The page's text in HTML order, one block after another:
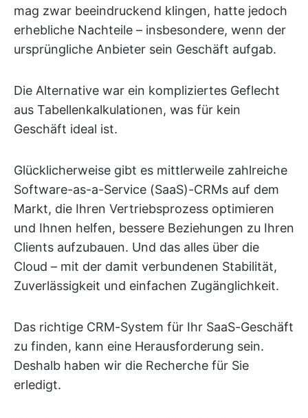
mag zwar beeindruckend klingen, hatte jedoch
erhebliche Nachteile – insbesondere, wenn der
ursprüngliche Anbieter sein Geschäft aufgab.
Die Alternative war ein kompliziertes Geflecht
aus Tabellenkalkulationen, was für kein
Geschäft ideal ist.
Glücklicherweise gibt es mittlerweile zahlreiche
Software-as-a-Service (SaaS)-CRMs auf dem
Markt, die Ihren Vertriebsprozess optimieren
und Ihnen helfen, bessere Beziehungen zu Ihren
Clients aufzubauen. Und das alles über die
Cloud – mit der damit verbundenen Stabilität,
Zuverlässigkeit und einfachen Zugänglichkeit.
Das richtige CRM-System für Ihr SaaS-Geschäft
zu finden, kann eine Herausforderung sein.
Deshalb haben wir die Recherche für Sie
erledigt.